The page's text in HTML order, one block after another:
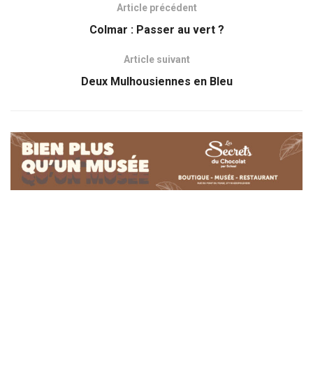
Article précédent
Colmar : Passer au vert ?
Article suivant
Deux Mulhousiennes en Bleu